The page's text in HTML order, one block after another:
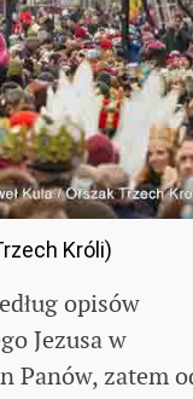
Króli)
opisów
Jezusa w
Panów, zatem